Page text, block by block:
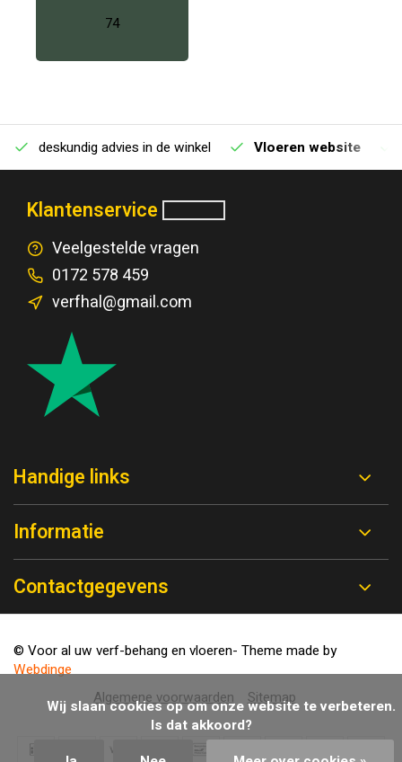
74
deskundig advies in de winkel Vloeren website
Klantenservice
Veelgestelde vragen
0172 578 459
verfhal@gmail.com
Handige links
Informatie
Contactgegevens
Algemene voorwaarden Sitemap
© Voor al uw verf-behang en vloeren- Theme made by
Webdinge
Is dat akkoord?